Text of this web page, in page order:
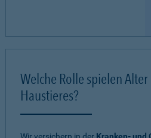
Welche Rolle spielen Alter
Haustieres?